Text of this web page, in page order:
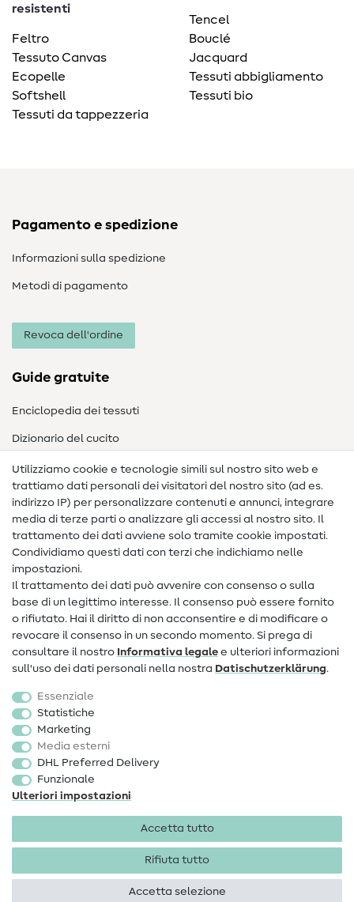
resistenti
Feltro
Tessuto Canvas
Ecopelle
Softshell
Tessuti da tappezzeria
Tencel
Bouclé
Jacquard
Tessuti abbigliamento
Tessuti bio
Pagamento e spedizione
Informazioni sulla spedizione
Metodi di pagamento
Revoca dell'ordine
Guide gratuite
Enciclopedia dei tessuti
Dizionario del cucito
Nähanleitungen
Assistenza e contatto
Contatto
Informazioni sul nuovo proprietario
FAQ
Diritto di recesso
Popolare
Accessori cucito
Sale
Utilizziamo cookie e tecnologie simili sul nostro sito web e
trattiamo dati personali dei visitatori del nostro sito (ad es.
indirizzo IP) per personalizzare contenuti e annunci, integrare
media di terze parti o analizzare gli accessi al nostro sito. Il
trattamento dei dati avviene solo tramite cookie impostati.
Condividiamo questi dati con terzi che indichiamo nelle
impostazioni.
Il trattamento dei dati può avvenire con consenso o sulla
base di un legittimo interesse. Il consenso può essere fornito
o rifiutato. Hai il diritto di non acconsentire e di modificare o
revocare il consenso in un secondo momento. Si prega di
consultare il nostro Informativa legale e ulteriori informazioni
sull'uso dei dati personali nella nostra Dati­schutz­erklärung.
Essenziale
Statistiche
Marketing
Media esterni
DHL Preferred Delivery
Funzionale
Ulteriori impostazioni
Accetta tutto
Rifiuta tutto
Accetta selezione
Informazioni legali Privacy
Condizioni generali
Diritti d'autore 2026 SewIY GmbH